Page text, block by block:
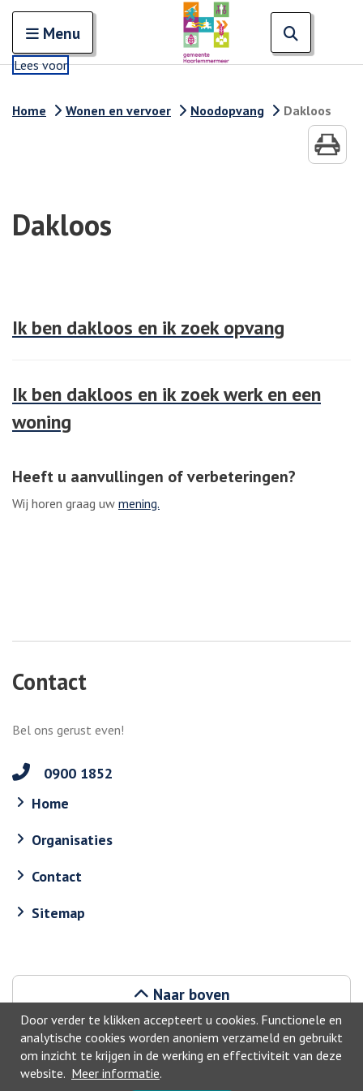
Door verder te klikken accepteert u cookies. Functionele en
analytische cookies worden anoniem verzameld en gebruikt
om inzicht te krijgen in de werking en effectiviteit van deze
website. Meer informatie.
Open en sluit het
Menu
Lees voor
Home Wonen en vervoer Noodopvang Dakloos
Dakloos
Ik ben dakloos en ik zoek opvang
Ik ben dakloos en ik zoek werk en een
woning
Heeft u aanvullingen of verbeteringen?
Wij horen graag uw mening.
Contact
Bel ons gerust even!
0900 1852
Home
Organisaties
Contact
Sitemap
Naar boven